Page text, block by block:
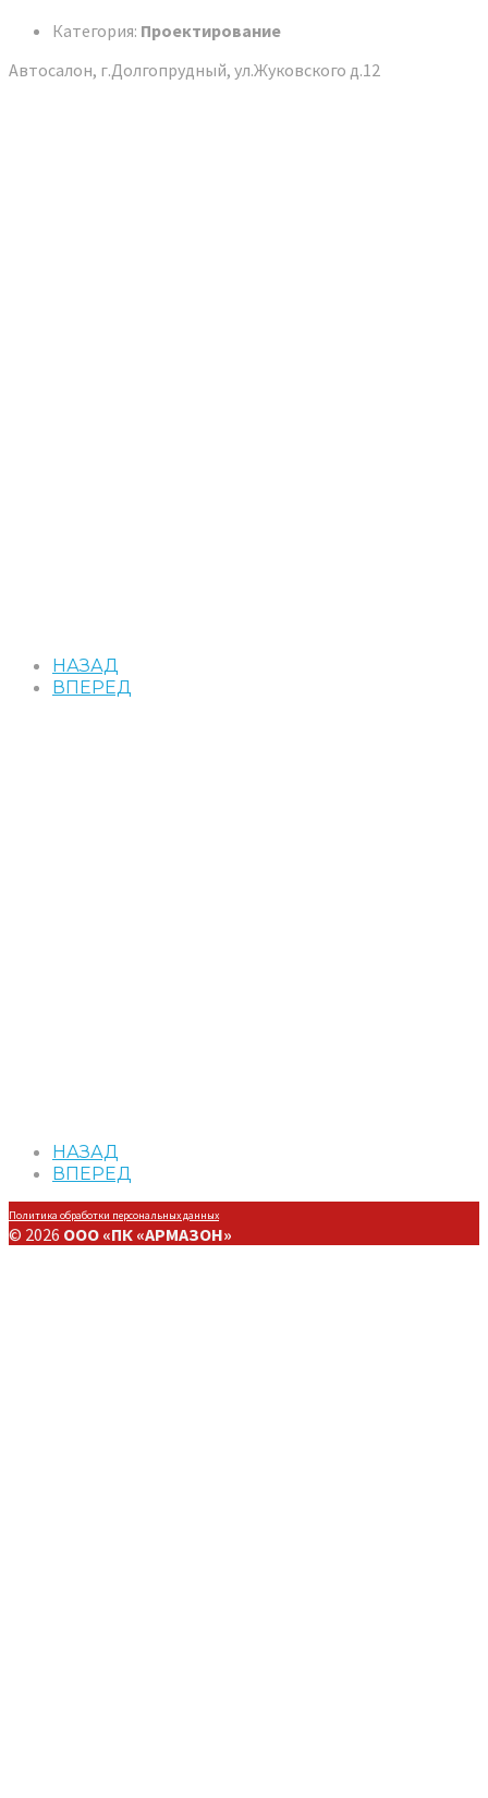
Категория: Проектирование
Автосалон, г.Долгопрудный, ул.Жуковского д.12
НАЗАД
ВПЕРЕД
НАЗАД
ВПЕРЕД
Политика обработки персональных данных
© 2026 ООО «ПК «АРМАЗОН»